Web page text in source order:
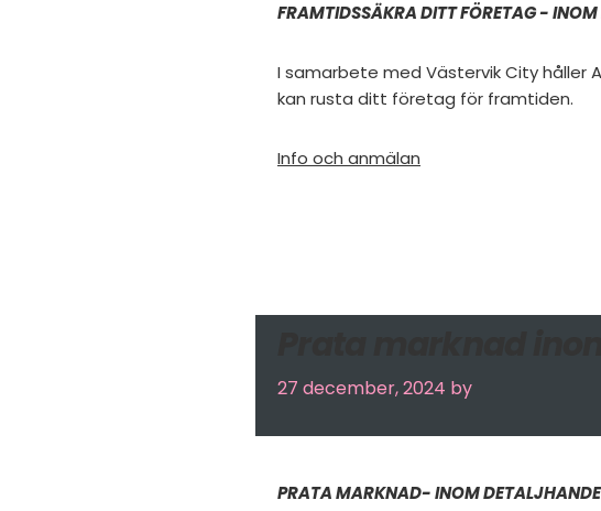
FRAMTIDSSÄKRA DITT FÖRETAG -
I samarbete med Västervik City håller
kan rusta ditt företag för framtiden.
Info och anmälan
27 december, 2024 by
PRATA MARKNAD- INOM